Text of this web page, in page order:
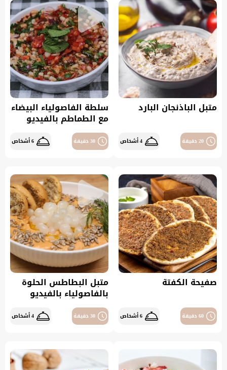
متبل الباذنجان البارد
20 دقيقة 4 أشخاص
سلطة الفاصولياء البيضاء
مع الطماطم بالفيديو
30 دقيقة 6 أشخاص
صفيحة الكفتة
60 دقيقة 6 أشخاص
متبل البطاطس الحلوة
بالفاصولياء بالفيديو
30 دقيقة 4 أشخاص